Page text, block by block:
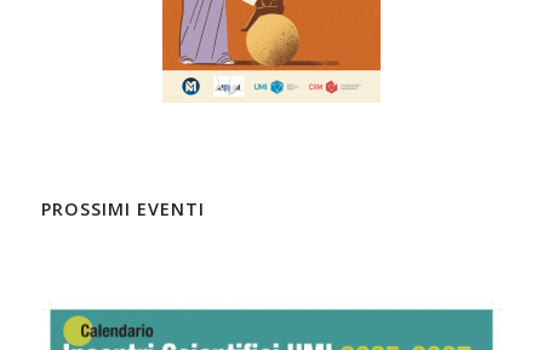
PROSSIMI EVENTI